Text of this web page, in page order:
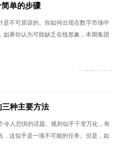
单的步骤
是不可原谅的。你如何出现在数字市场中
如果你认为可能缺乏在线形象，本期集团
集团网站设计
种主要方法
令人恐惧的话题。规则似乎千变万化，有
，这似乎是一项不可能的任务。但是，如